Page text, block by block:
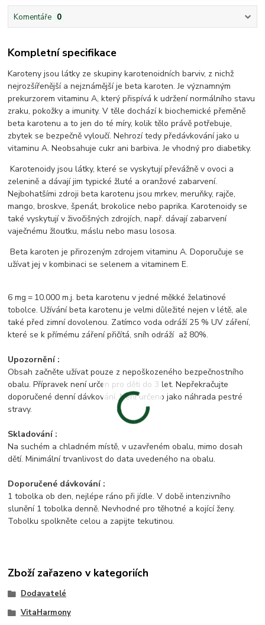
Komentáře 0
Kompletní specifikace
Karoteny jsou látky ze skupiny karotenoidních barviv, z nichž
nejrozšířenější a nejznámější je beta karoten. Je významným
prekurzorem vitaminu A, který přispívá k udržení normálního stavu
zraku, pokožky a imunity. V těle dochází k biochemické přeměně
beta karotenu a to jen do té míry, kolik tělo právě potřebuje,
zbytek se bezpečně vyloučí. Nehrozí tedy předávkování jako u
vitaminu A. Neobsahuje cukr ani barbiva. Je vhodný pro diabetiky.
Karotenoidy jsou látky, které se vyskytují převážně v ovoci a
zelenině a dávají jim typické žluté a oranžové zabarvení.
Nejbohatšími zdroji beta karotenu jsou mrkev, meruňky, rajče,
mango, broskve, špenát, brokolice nebo paprika. Karotenoidy se
také vyskytují v živočišných zdrojích, např. dávají zabarvení
vaječnému žloutku, máslu nebo masu lososa.
Beta karoten je přirozeným zdrojem vitaminu A. Doporučuje se
užívat jej v kombinaci se selenem a vitaminem E.
6 mg = 10.000 m.j. beta karotenu v jedné měkké želatinové
tobolce. Užívání beta karotenu je velmi důležité nejen v létě, ale
také před zimní dovolenou. Zatímco voda odráží 25 % UV záření,
které se k přímému záření přičítá, sníh odráží až 80%.
Upozornění :
Obsah začněte užívat pouze z nepoškozeného bezpečnostního
obalu. Přípravek není určen pro děti do 3 let. Nepřekračujte
doporučené denní dávkování. Není určeno jako náhrada pestré
stravy.
Skladování :
Na suchém a chladném místě, v uzavřeném obalu, mimo dosah
dětí. Minimální trvanlivost do data uvedeného na obalu.
Doporučené dávkování :
1 tobolka ob den, nejlépe ráno při jídle. V době intenzivního
slunění 1 tobolka denně. Nevhodné pro těhotné a kojící ženy.
Tobolku spolkněte celou a zapijte tekutinou.
Zboží zařazeno v kategoriích
Dodavatelé
VitaHarmony